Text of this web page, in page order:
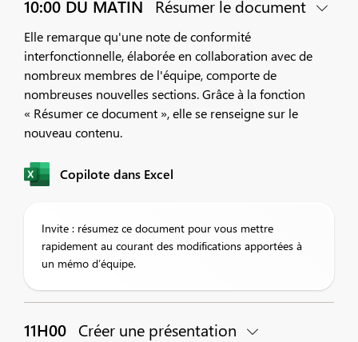
10:00 DU MATIN Résumer le document
Elle remarque qu'une note de conformité
interfonctionnelle, élaborée en collaboration avec de
nombreux membres de l'équipe, comporte de
nombreuses nouvelles sections. Grâce à la fonction
« Résumer ce document », elle se renseigne sur le
nouveau contenu.
Copilote dans Excel
Invite : résumez ce document pour vous mettre
rapidement au courant des modifications apportées à
un mémo d’équipe.
11H00 Créer une présentation